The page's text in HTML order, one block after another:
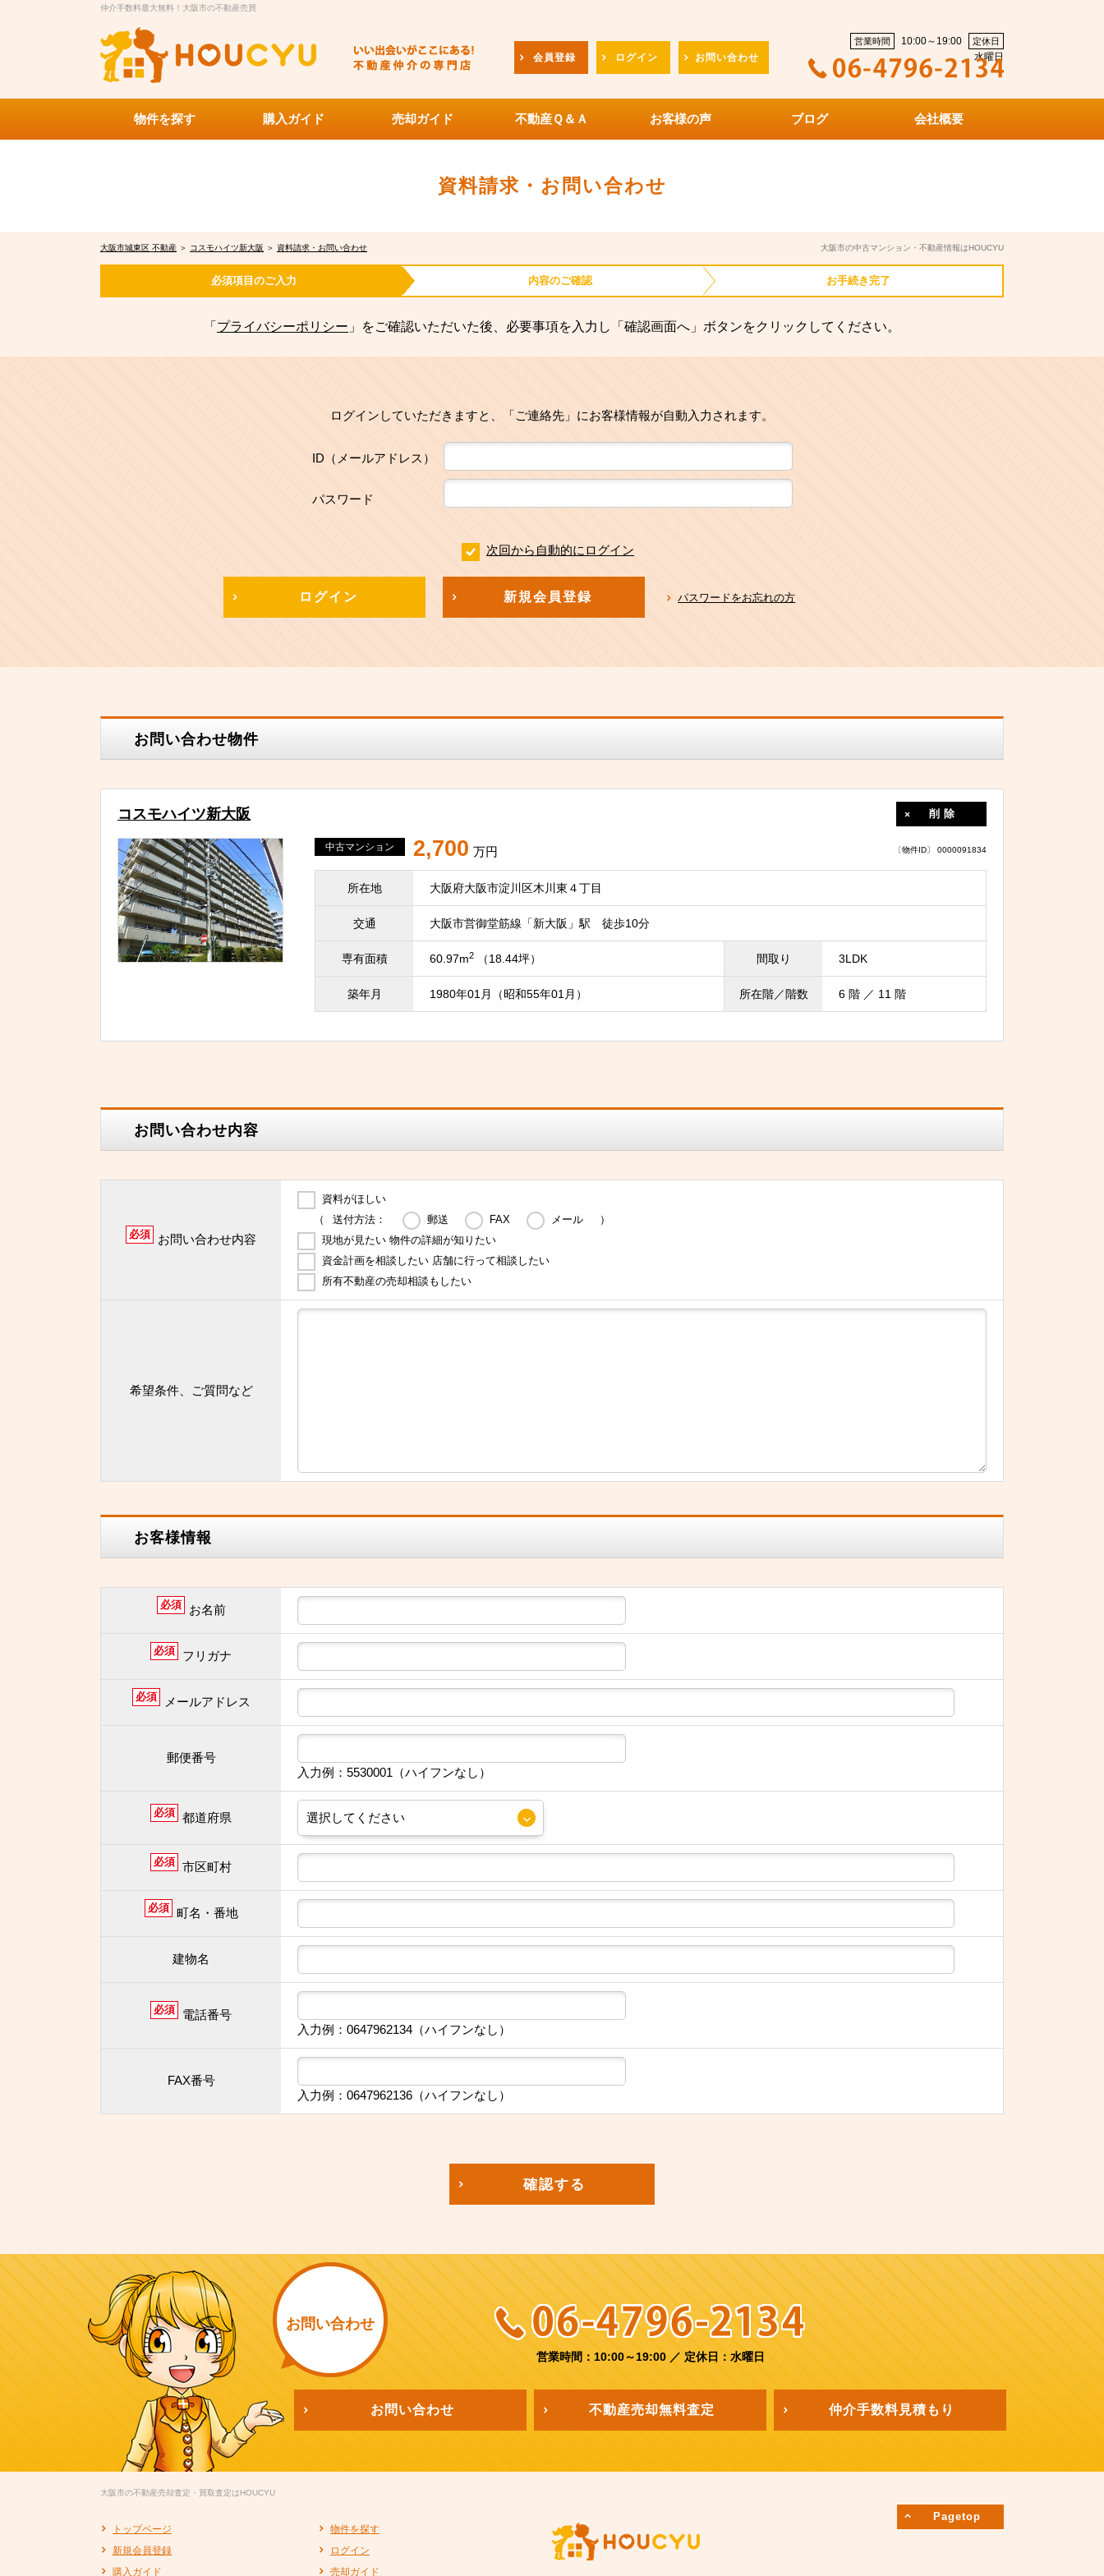
仲介手数料最大無料！大阪市の不動産売買
会員登録 ログイン お問い合わせ
営業時間 10:00～19:00 定休日
水曜日
物件を探す 購入ガイド 売却ガイド 不動産Ｑ＆Ａ お客様の声 ブログ 会社概要
資料請求・お問い合わせ
大阪市城東区 不動産 ＞ コスモハイツ新大阪 ＞ 資料請求・お問い合わせ 大阪市の中古マンション・不動産情報はHOUCYU
必須項目のご入力 内容のご確認 お手続き完了
「 プライバシーポリシー 」をご確認いただいた後、必要事項を入力し「確認画面へ」ボタンをクリックしてください。
ログインしていただきますと、「ご連絡先」にお客様情報が自動入力されます。
ID（メールアドレス）
パスワード
次回から自動的にログイン
ログイン 新規会員登録 パスワードをお忘れの方
お問い合わせ物件
コスモハイツ新大阪 削除
〔物件ID〕 0000091834
中古マンション 2,700 万円
所在地 大阪府大阪市淀川区木川東４丁目
交通 大阪市営御堂筋線「新大阪」駅 徒歩10分
専有面積 60.97m2 （18.44坪） 間取り 3LDK
築年月 1980年01月（昭和55年01月） 所在階／階数 6 階 ／ 11 階
お問い合わせ内容
必須 お問い合わせ内容
資料がほしい
（
送付方法： 郵送 FAX メール
）
現地が見たい 物件の詳細が知りたい
資金計画を相談したい 店舗に行って相談したい
所有不動産の売却相談もしたい
希望条件、ご質問など
お客様情報
必須 お名前
必須 フリガナ
必須 メールアドレス
郵便番号
入力例：5530001（ハイフンなし）
必須 都道府県
必須 市区町村
必須 町名・番地
建物名
必須
電話番号
入力例：0647962134（ハイフンなし）
FAX番号
入力例：0647962136（ハイフンなし）
確認する
お問い合わせ
営業時間：10:00～19:00 ／ 定休日：水曜日
お問い合わせ 不動産売却無料査定 仲介手数料見積もり
Pagetop
大阪市の不動産売却査定・買取査定はHOUCYU
トップページ
物件を探す
新規会員登録
ログイン
購入ガイド
売却ガイド